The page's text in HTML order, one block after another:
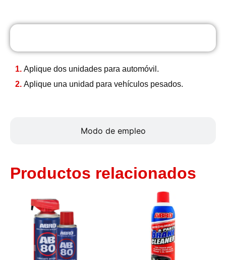
Modo de empleo
1. Aplique dos unidades para automóvil.
2. Aplique una unidad para vehículos pesados.
Productos relacionados